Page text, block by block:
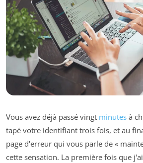
Vous avez déjà passé vingt minutes à
tapé votre identifiant trois fois, et au
page d'erreur qui vous parle de «
cette sensation. La première fois que